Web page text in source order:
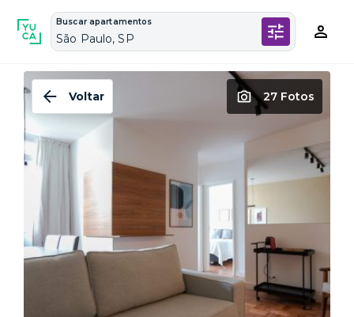
Buscar apartamentos
São Paulo, SP
Voltar 27 Fotos